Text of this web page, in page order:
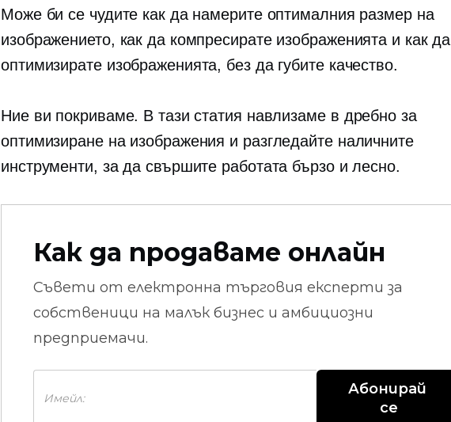
Може би се чудите как да намерите оптималния размер на
изображението, как да компресирате изображенията и как да
оптимизирате изображенията, без да губите качество.
Ние ви покриваме. В тази статия навлизаме в дребно за
оптимизиране на изображения и разгледайте наличните
инструменти, за да свършите работата бързо и лесно.
Как да продаваме онлайн
Съвети от електронна търговия експерти за
собственици на малък бизнес и амбициозни
предприемачи.
Абонирай
се